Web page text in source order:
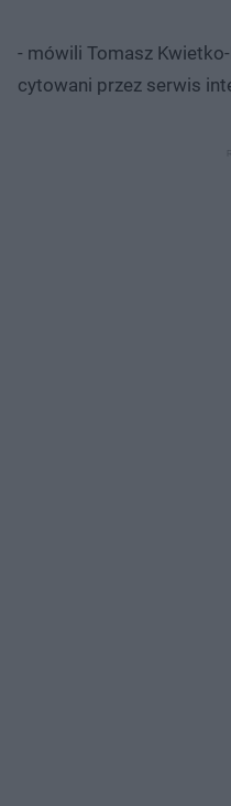
- mówili Tomasz
cytowani przez serwis